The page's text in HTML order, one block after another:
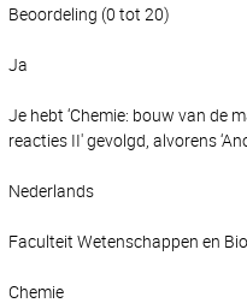
Beoordeling (0 tot 20)
Ja
Je hebt ‘Chemie: bouw van de
reacties II' gevolgd, alvorens
Nederlands
Faculteit Wetenschappen en
Chemie